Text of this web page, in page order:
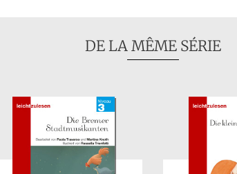
DE LA MÊME SÉRIE